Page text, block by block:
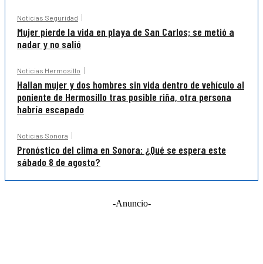
Noticias Seguridad
Mujer pierde la vida en playa de San Carlos; se metió a
nadar y no salió
Noticias Hermosillo
Hallan mujer y dos hombres sin vida dentro de vehículo al
poniente de Hermosillo tras posible riña, otra persona
habría escapado
Noticias Sonora
Pronóstico del clima en Sonora: ¿Qué se espera este
sábado 8 de agosto?
-Anuncio-